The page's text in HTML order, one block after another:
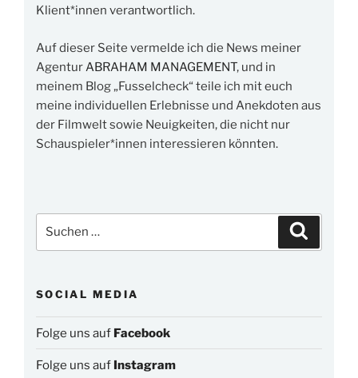
Klient*innen verantwortlich.
Auf dieser Seite vermelde ich die News meiner
AgenturABRAHAM MANAGEMENT, und in
meinem Blog „Fusselcheck“ teile ich mit euch
meine individuellen Erlebnisse und Anekdoten aus
der Filmwelt sowie Neuigkeiten, die nicht nur
Schauspieler*innen interessieren könnten.
nach:
SOCIAL MEDIA
Folge uns auf Facebook
Folge uns auf Instagram